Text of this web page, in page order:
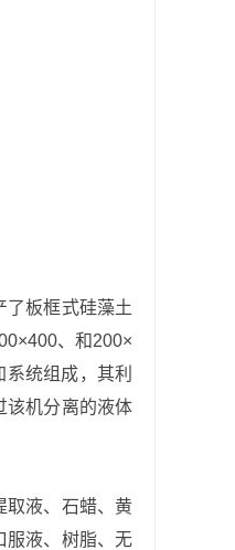
了板框式硅藻土
、和200×
统组成，其利
该机分离的液体
取液、石蜡、黄
服液、树脂、无